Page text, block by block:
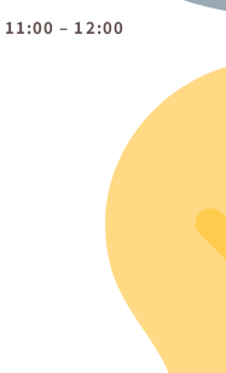
11:00 – 12:00